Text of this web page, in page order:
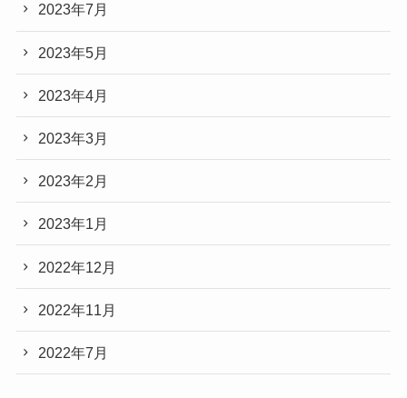
2023年7月
2023年5月
2023年4月
2023年3月
2023年2月
2023年1月
2022年12月
2022年11月
2022年7月